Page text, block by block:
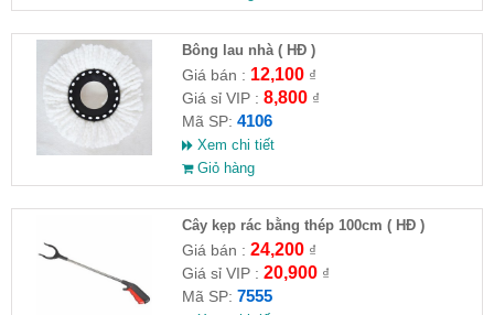
Bông lau nhà ( HĐ )
Giá bán : 12,100₫
Giá sỉ VIP : 8,800₫
Mã SP: 4106
Xem chi tiết
Giỏ hàng
Cây kẹp rác bằng thép 100cm ( HĐ )
Giá bán : 24,200₫
Giá sỉ VIP : 20,900₫
Mã SP: 7555